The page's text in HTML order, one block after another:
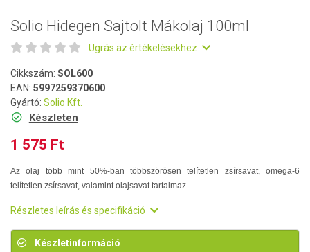
Solio Hidegen Sajtolt Mákolaj 100ml
Ugrás az értékelésekhez
Cikkszám: SOL600
EAN: 5997259370600
Gyártó: Solio Kft.
Készleten
1 575 Ft
Az olaj több mint 50%-ban többszörösen telítetlen zsírsavat, omega-6
telítetlen zsírsavat, valamint olajsavat tartalmaz.
Részletes leírás és specifikáció
Készletinformáció